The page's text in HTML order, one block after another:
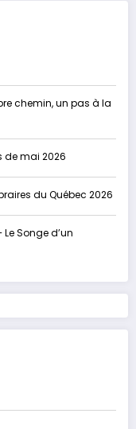
chemin, un pas à la
de mai 2026
du Québec 2026
Songe d’un